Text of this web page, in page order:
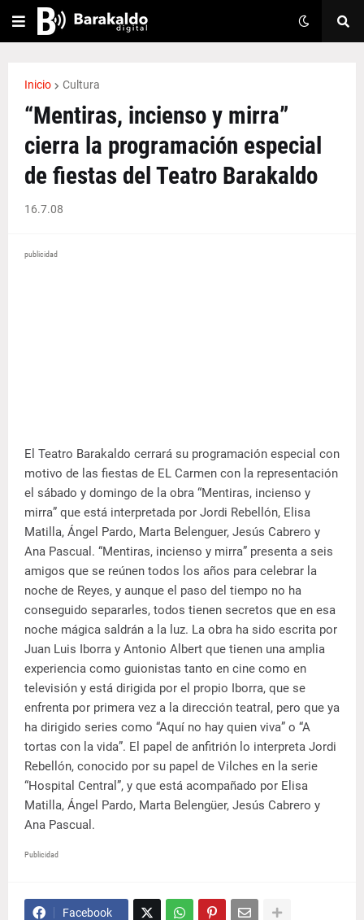
Inicio Cultura
“Mentiras, incienso y mirra”
cierra la programación especial
de fiestas del Teatro Barakaldo
16.7.08
publicidad
El Teatro Barakaldo cerrará su programación especial con
motivo de las fiestas de EL Carmen con la representación
el sábado y domingo de la obra “Mentiras, incienso y
mirra” que está interpretada por Jordi Rebellón, Elisa
Matilla, Ángel Pardo, Marta Belenguer, Jesús Cabrero y
Ana Pascual. “Mentiras, incienso y mirra” presenta a seis
amigos que se reúnen todos los años para celebrar la
noche de Reyes, y aunque el paso del tiempo no ha
conseguido separarles, todos tienen secretos que en esa
noche mágica saldrán a la luz. La obra ha sido escrita por
Juan Luis Iborra y Antonio Albert que tienen una amplia
experiencia como guionistas tanto en cine como en
televisión y está dirigida por el propio Iborra, que se
enfrenta por primera vez a la dirección teatral, pero que ya
ha dirigido series como “Aquí no hay quien viva” o “A
tortas con la vida”. El papel de anfitrión lo interpreta Jordi
Rebellón, conocido por su papel de Vilches en la serie
“Hospital Central”, y que está acompañado por Elisa
Matilla, Ángel Pardo, Marta Belengüer, Jesús Cabrero y
Ana Pascual.
Publicidad
Facebook